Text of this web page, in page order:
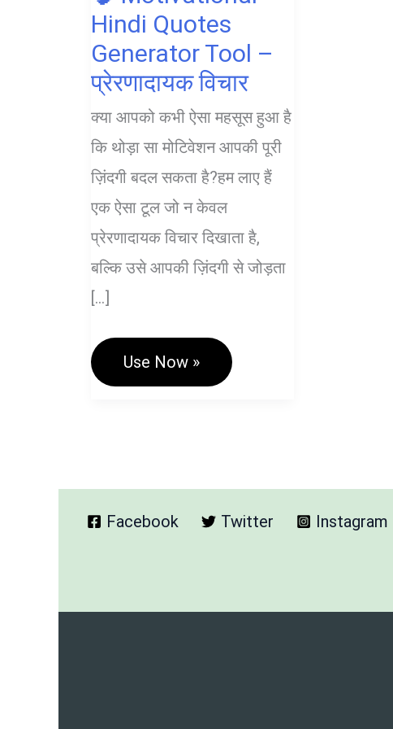
Hindi Quotes
Generator Tool –
प्रेरणादायक विचार
क्या आपको कभी ऐसा महसूस हुआ है
कि थोड़ा सा मोटिवेशन आपकी पूरी
ज़िंदगी बदल सकता है?हम लाए हैं
एक ऐसा टूल जो न केवल
प्रेरणादायक विचार दिखाता है,
बल्कि उसे आपकी ज़िंदगी से जोड़ता
[…]
🧠
विचार
Use Now »
Facebook Twitter Instagram